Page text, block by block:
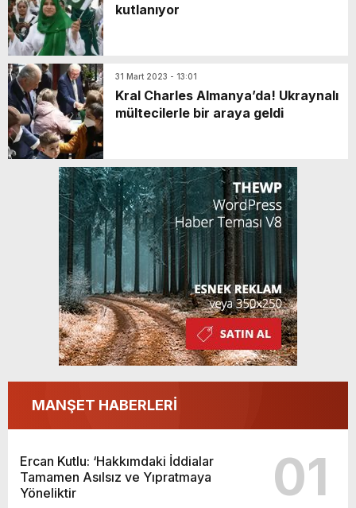
kutlanıyor
31 Mart 2023 - 13:01
Kral Charles Almanya’da! Ukraynalı
mültecilerle bir araya geldi
MANŞET HABERLERİ
Ercan Kutlu: ‘Hakkımdaki İddialar
Tamamen Asılsız ve Yıpratmaya
Yöneliktir
01